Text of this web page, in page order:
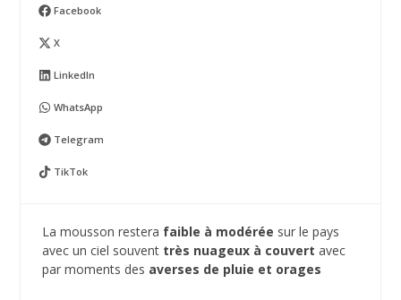
Facebook
X
LinkedIn
WhatsApp
Telegram
TikTok
La mousson restera faible à modérée sur le pays
avec un ciel souvent très nuageux à couvert avec
par moments des averses de pluie et orages